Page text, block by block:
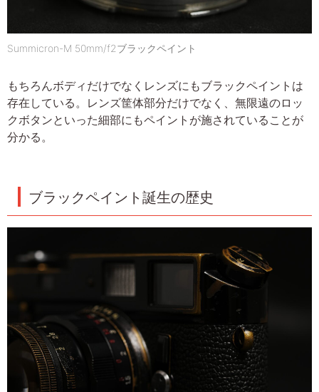
Summicron-M 50mm/f2ブラックペイント
もちろんボディだけでなくレンズにもブラックペイントは
存在している。レンズ筐体部分だけでなく、無限遠のロッ
クボタンといった細部にもペイントが施されていることが
分かる。
ブラックペイント誕生の歴史